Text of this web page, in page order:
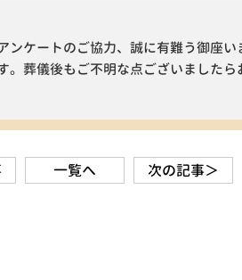
ンケートのご協力、誠に有難う御座
。葬儀後もご不明な点ございました
一覧へ 次の記事＞